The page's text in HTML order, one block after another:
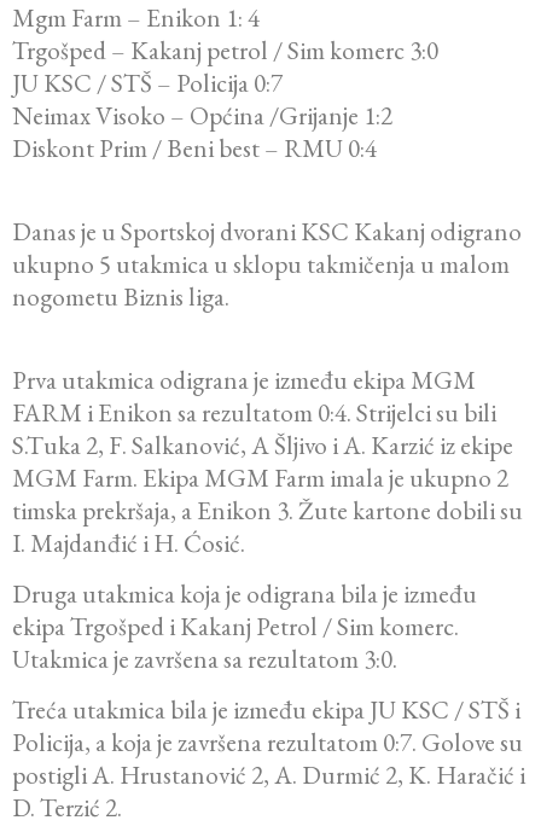
Mgm Farm – Enikon 1: 4
Trgošped – Kakanj petrol / Sim komerc 3:0
JU KSC / STŠ – Policija 0:7
Neimax Visoko – Općina /Grijanje 1:2
Diskont Prim / Beni best – RMU 0:4
Danas je u Sportskoj dvorani KSC Kakanj odigrano
ukupno 5 utakmica u sklopu takmičenja u malom
nogometu Biznis liga.
Prva utakmica odigrana je između ekipa MGM
FARM i Enikon sa rezultatom 0:4. Strijelci su bili
S.Tuka 2, F. Salkanović, A Šljivo i A. Karzić iz ekipe
MGM Farm. Ekipa MGM Farm imala je ukupno 2
timska prekršaja, a Enikon 3. Žute kartone dobili su
I. Majdanđić i H. Ćosić.
Druga utakmica koja je odigrana bila je između
ekipa Trgošped i Kakanj Petrol / Sim komerc.
Utakmica je završena sa rezultatom 3:0.
Treća utakmica bila je između ekipa JU KSC / STŠ i
Policija, a koja je završena rezultatom 0:7. Golove su
postigli A. Hrustanović 2, A. Durmić 2, K. Haračić i
D. Terzić 2.